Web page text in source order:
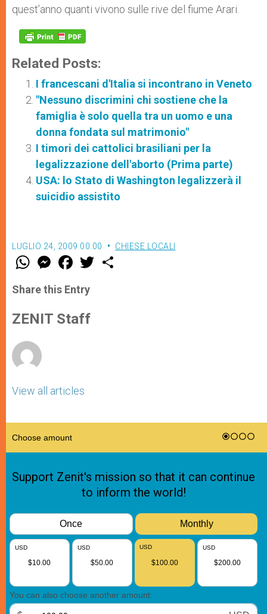
quest’anno quanti vivono sulle rive del fiume Arari.
Related Posts:
I francescani d'Italia si incontrano in Veneto
"Nessuno discrimini chi sostiene che la
famiglia è solo quella tra un uomo e una
donna fondata sul matrimonio"
I timori dei cattolici brasiliani per la
legalizzazione dell'aborto (Prima parte)
USA: lo Stato di Washington legalizzerà il
suicidio assistito
LUGLIO 24, 2009 00:00 CHIESE LOCALI
W
t
s
p
p
M
e
s
e
g
e
F
a
e
b
o
k
w
Share this Entry
ZENIT Staff
View all articles